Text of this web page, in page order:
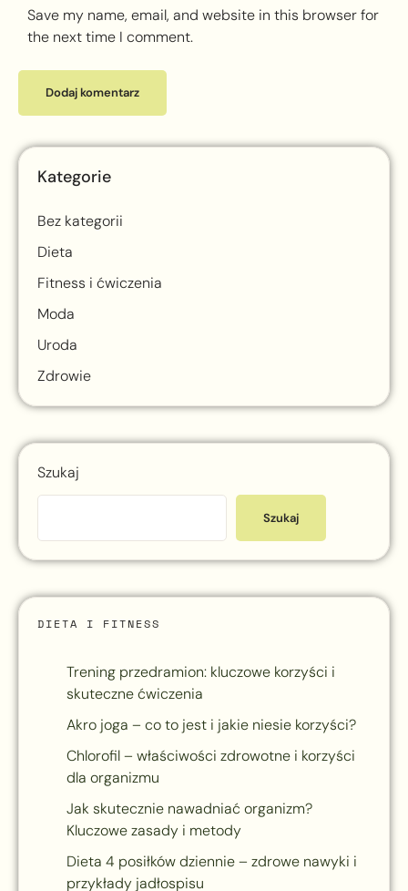
Save my name, email, and website in this browser for
the next time I comment.
Kategorie
Bez kategorii
Dieta
Fitness i ćwiczenia
Moda
Uroda
Zdrowie
Szukaj
Szukaj
DIETA I FITNESS
Trening przedramion: kluczowe korzyści i
skuteczne ćwiczenia
Akro joga – co to jest i jakie niesie korzyści?
Chlorofil – właściwości zdrowotne i korzyści
dla organizmu
Jak skutecznie nawadniać organizm?
Kluczowe zasady i metody
Dieta 4 posiłków dziennie – zdrowe nawyki i
przykłady jadłospisu